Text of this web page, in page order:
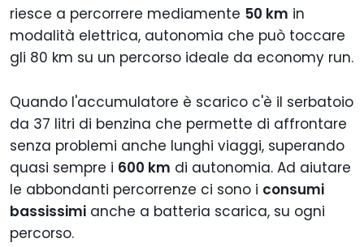
riesce a percorrere mediamente 50 km in
modalità elettrica, autonomia che può toccare
gli 80 km su un percorso ideale da economy run.
Quando l'accumulatore è scarico c'è il serbatoio
da 37 litri di benzina che permette di affrontare
senza problemi anche lunghi viaggi, superando
quasi sempre i 600 km di autonomia. Ad aiutare
le abbondanti percorrenze ci sono i consumi
bassissimi anche a batteria scarica, su ogni
percorso.